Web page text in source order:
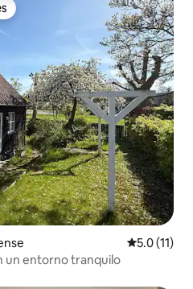
Calificación
5.0 (11)
un entorno tranquilo